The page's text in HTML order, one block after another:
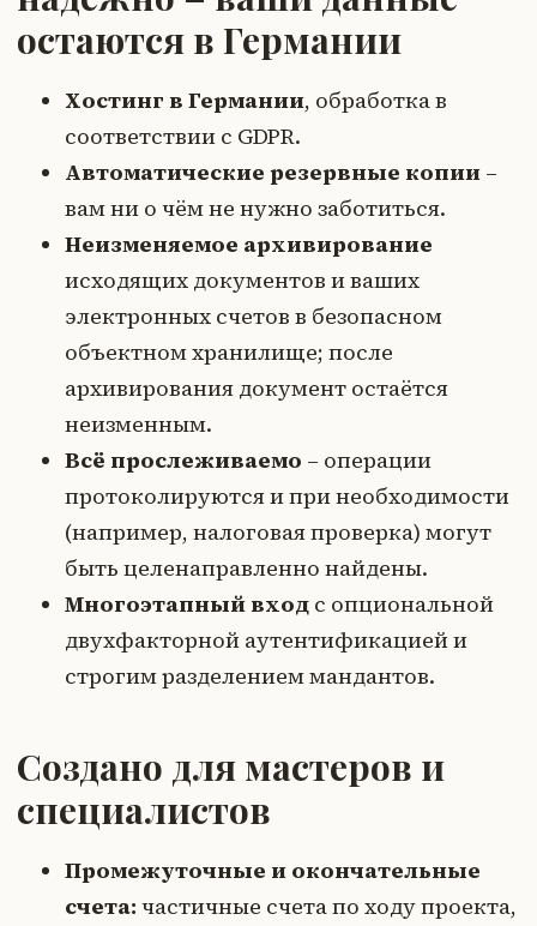
остаются в Германии
Хостинг в Германии, обработка в
соответствии с GDPR.
Автоматические резервные копии –
вам ни о чём не нужно заботиться.
Неизменяемое архивирование
исходящих документов и ваших
электронных счетов в безопасном
объектном хранилище; после
архивирования документ остаётся
неизменным.
Всё прослеживаемо – операции
протоколируются и при необходимости
(например, налоговая проверка) могут
быть целенаправленно найдены.
Многоэтапный вход с опциональной
двухфакторной аутентификацией и
строгим разделением мандантов.
Создано для мастеров и
специалистов
Промежуточные и окончательные
счета: частичные счета по ходу проекта,